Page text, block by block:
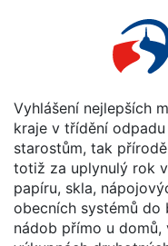
Vyhlášení nejlepších
kraje v třídění
starostům, tak
totiž za uplynulý rok
papíru, skla,
obecních systémů do
nádob přímo u